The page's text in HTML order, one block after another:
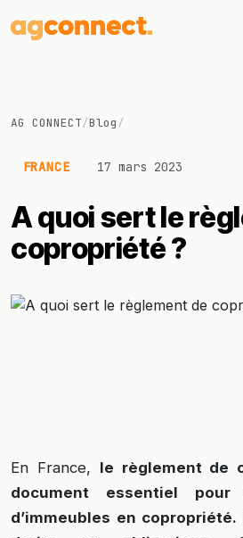
AG CONNECT/Blog/
FRANCE 17 mars 2023
A quoi sert le
copropriété ?
En France, le règlement de
document essentiel pour
d’immeubles en